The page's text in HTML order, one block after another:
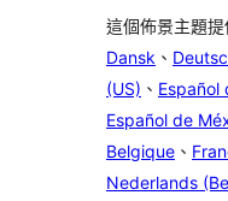
這個佈景主題
Dansk 、
(US) 、 Español
Español de
Belgique 、
Nederlands